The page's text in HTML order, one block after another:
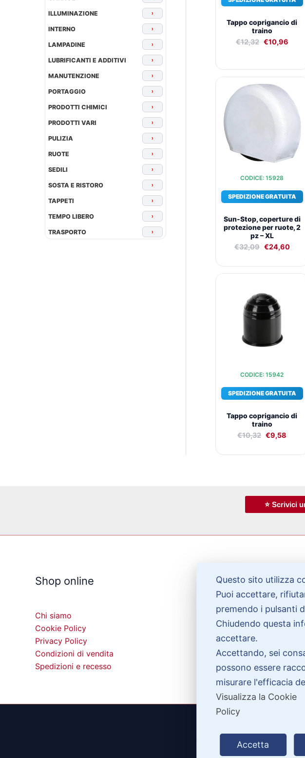
ILLUMINAZIONE ›
INTERNO ›
LAMPADINE ›
LUBRIFICANTI E ADDITIVI ›
MANUTENZIONE ›
PORTAGGIO ›
PRODOTTI CHIMICI ›
PRODOTTI VARI ›
PULIZIA ›
RUOTE ›
SEDILI ›
SOSTA E RISTORO ›
TAPPETI ›
TEMPO LIBERO ›
TRASPORTO ›
Tappo coprigancio di
traino
€12,32 €10,96
CODICE: 15928
SPEDIZIONE GRATUITA
Sun-Stop, coperture di
protezione per ruote, 2
pz – XL
€32,09
prezzo
originale
era:
€24,60
è:
CODICE: 15942
SPEDIZIONE GRATUITA
Tappo coprigancio di
traino
€10,32
originale
era:
€10,32.
€9,58
⭐ Scrivici
Shop online
Chi siamo
Cookie Policy
Privacy Policy
Condizioni di vendita
Spedizioni e recesso
Bisogno di
Contattaci
Garanzie
©2026 PitDriver | CROCO DEAL
|
Questo sito utilizza
Puoi accettare,
premendo i pulsanti
Chiudendo questa
accettare.
Accettando, sei
possono essere
misurare l'efficacia
Visualizza la Cookie
Policy
Accetta